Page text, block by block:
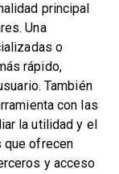
principal
Una
o
rápido,
También
con las
la utilidad y el
que ofrecen
y acceso